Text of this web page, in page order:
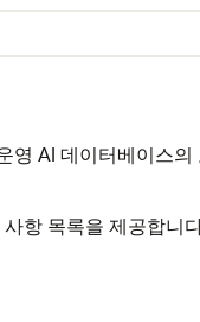
AI 데이터베이스의
항 목록을 제공합니